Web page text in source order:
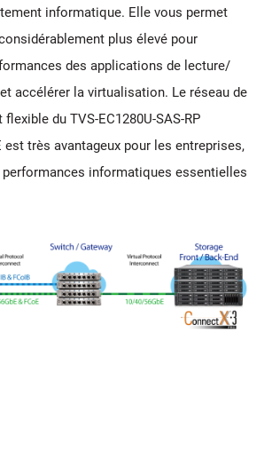
informatique. Elle vous permet
plus élevé pour
des applications de lecture/
accélérer la virtualisation. Le réseau de
du TVS-EC1280U-SAS-RP
est très avantageux pour les entreprises,
informatiques essentielles